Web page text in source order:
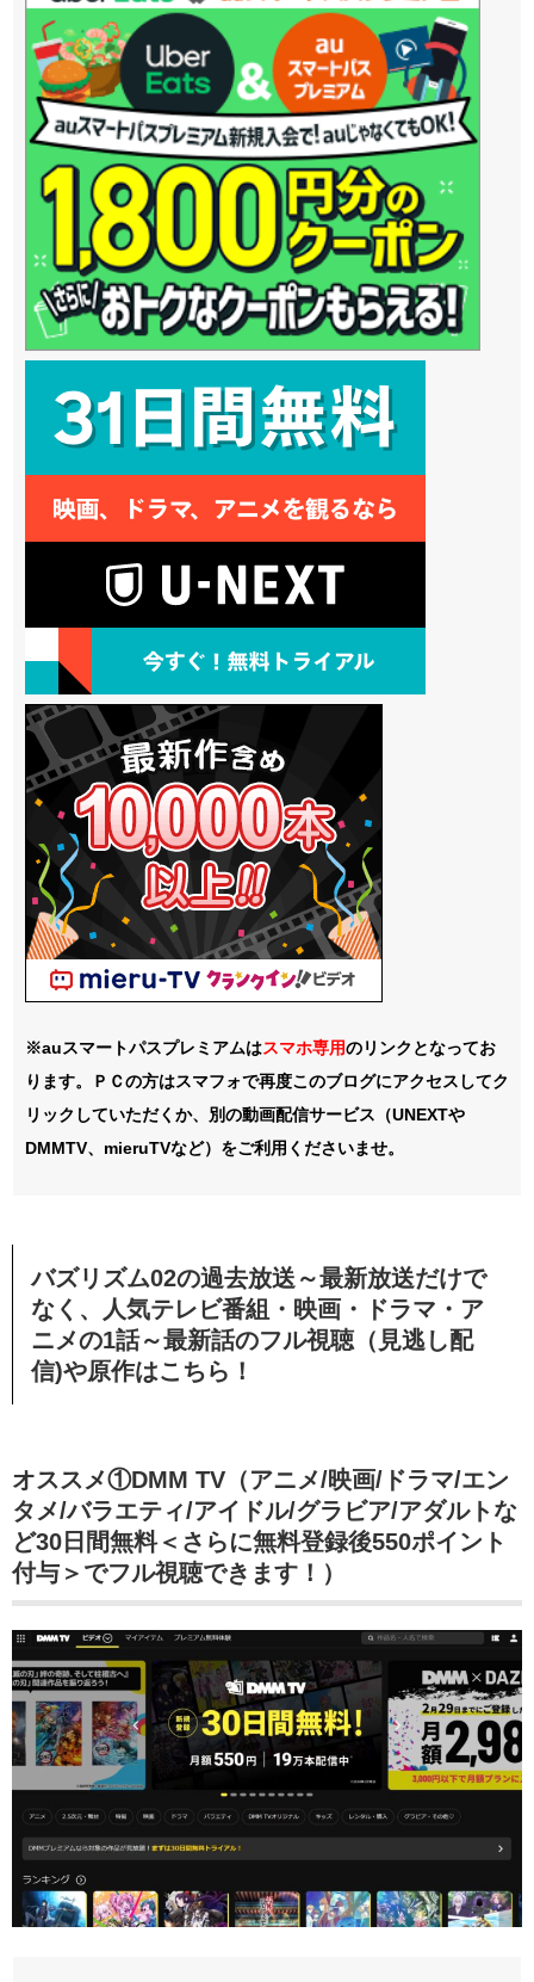
※auスマートパスプレミアムはスマホ専用のリンクとなってお
ります。ＰＣの方はスマフォで再度このブログにアクセスしてク
リックしていただくか、別の動画配信サービス（UNEXTや
DMMTV、mieruTVなど）をご利用くださいませ。
バズリズム02の過去放送～最新放送だけで
なく、人気テレビ番組・映画・ドラマ・ア
ニメの1話～最新話のフル視聴（見逃し配
信)や原作はこちら！
オススメ①DMM TV（アニメ/映画/ドラマ/エン
タメ/バラエティ/アイドル/グラビア/アダルトな
ど30日間無料＜さらに無料登録後550ポイント
付与＞でフル視聴できます！）